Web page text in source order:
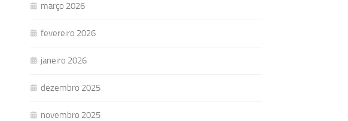
março 2026
fevereiro 2026
janeiro 2026
dezembro 2025
novembro 2025